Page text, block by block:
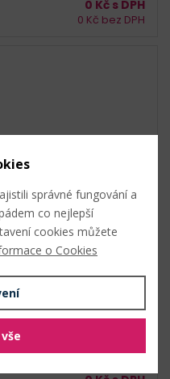
0 Kč s DPH
0 Kč bez DPH
0Kč s DPH
0Kč bez DPH
správné fungování a
co nejlepší
cookies můžete
o Cookies